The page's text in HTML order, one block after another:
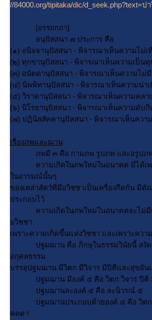
//84000.org/tipitaka/dic/d_seek.php?text=ป
[อรรถกถา]
อนุปัสสนา ๗ ประการ คือ
(๑) อนิจจานุปัสสนา - พิจารณาเห็นความไม่เ
(๒) ทุกขานุปัสสนา - พิจารณาเห็นความเป็นทุ
(๓) อนัตตานุปัสสนา - พิจารณาเห็นความไม่
(๔) นิพพิทานุปัสสนา - พิจารณาเห็นความน่า
(๕) วิราคานุปัสสนา - พิจารณาเห็นความคลา
(๖) นิโรธานุปัสสนา - พิจารณาเห็นความดับกิ
(๗) ปฏินิสสัคคานุปัสสนา - พิจารณาเห็นควา
เรื่องภพและฌาน
ภพมี ๓ คือ กามภพ รูปภพ และอรูปภ
ความเกิดในภพใหม่ในอนาคต มีได้เพ
นอารมณ์นั้นๆ
ของเหล่าสัตว์ที่มีอวิชชาเป็นเครื่องกีดกัน มีตั
ประกอบไว้
ความเกิดในภพใหม่ในอนาคตจะไม่มีเ
อวิชชา
เพราะความเกิดขึ้นแห่งวิชชา และเพราะคว
ปฐมฌาน คือ ภิกษุในธรรมวินัยนี้ สงัดจ
อกุศลธรรม
บรรลุปฐมฌาน มีวิตก มีวิจาร มีปีติและสุขอัน
ปฐมฌาน มีองค์ ๕ คือ วิตก วิจาร ปีติ สุ
ปฐมฌานละองค์ ๕ คือ ละนิวรณ์ ๕
ปฐมฌานประกอบด้วยองค์ ๕ คือ วิตก วิ
คคตา